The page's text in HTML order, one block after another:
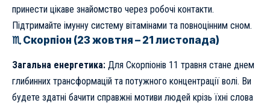
принести цікаве знайомство через робочі контакти.
Підтримайте імунну систему вітамінами та повноцінним сном.
♏ Скорпіон (23 жовтня – 21 листопада)
Загальна енергетика: Для Скорпіонів 11 травня стане днем
глибинних трансформацій та потужного концентрації волі. Ви
будете здатні бачити справжні мотиви людей крізь їхні слова